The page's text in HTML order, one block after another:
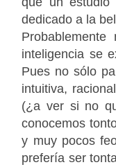
dedicado a la
inteligencia se
Pues no sólo
intuitiva,
(¿a ver si no
conocemos
y muy pocos
prefería ser